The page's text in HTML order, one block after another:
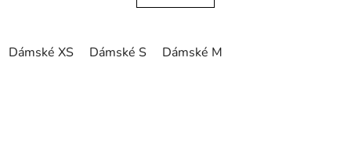
Dámské XS Dámské S Dámské M